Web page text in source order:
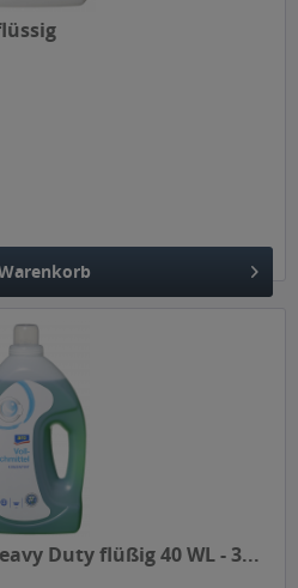
Duty flüßig 40 WL - 3...